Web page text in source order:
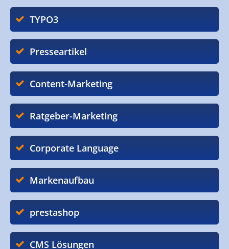
TYPO3
Presseartikel
Content-Marketing
Ratgeber-Marketing
Corporate Language
Markenaufbau
prestashop
CMS Lösungen